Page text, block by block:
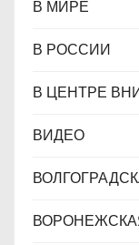
В МИРЕ
В РОССИИ
В ЦЕНТРЕ
ВИДЕО